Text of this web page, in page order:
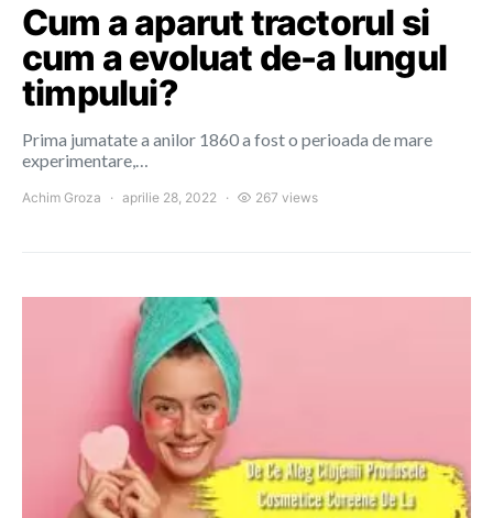
Cum a aparut tractorul si
cum a evoluat de-a lungul
timpului?
Prima jumatate a anilor 1860 a fost o perioada de mare
experimentare,…
Achim Groza aprilie 28, 2022 267 views